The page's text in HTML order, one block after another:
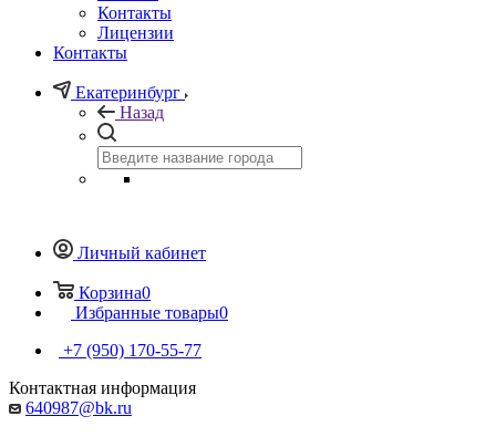
Контакты
Лицензии
Контакты
Екатеринбург
Назад
Личный кабинет
Корзина0
Избранные товары0
+7 (950) 170-55-77
Контактная информация
640987@bk.ru